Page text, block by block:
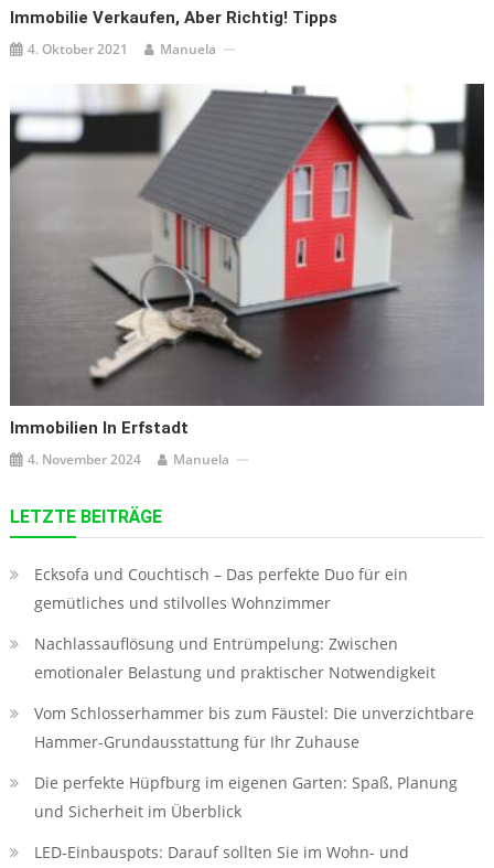
Immobilie Verkaufen, Aber Richtig! Tipps
4. Oktober 2021 Manuela
Immobilien In Erfstadt
4. November 2024 Manuela
LETZTE BEITRÄGE
Ecksofa und Couchtisch – Das perfekte Duo für ein
gemütliches und stilvolles Wohnzimmer
Nachlassauflösung und Entrümpelung: Zwischen
emotionaler Belastung und praktischer Notwendigkeit
Vom Schlosserhammer bis zum Fäustel: Die unverzichtbare
Hammer-Grundausstattung für Ihr Zuhause
Die perfekte Hüpfburg im eigenen Garten: Spaß, Planung
und Sicherheit im Überblick
LED‑Einbauspots: Darauf sollten Sie im Wohn- und